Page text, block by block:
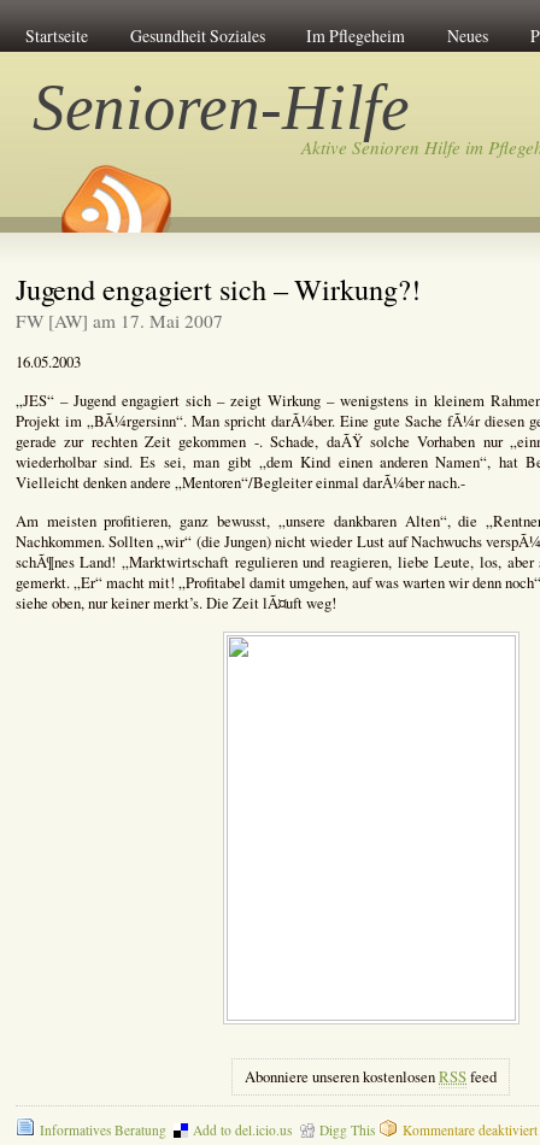
Startseite Gesundheit Soziales Im Pflegeheim Neues
Senioren-Hilfe
Aktive Senioren Hilfe im
Jugend engagiert sich – Wirkung?!
FW [AW] am 17. Mai 2007
16.05.2003
„JES“ – Jugend engagiert sich – zeigt Wirkung – wenigstens in kleinem
Projekt im „BÃ¼rgersinn“. Man spricht darÃ¼ber. Eine gute Sache fÃ¼r diesen
gerade zur rechten Zeit gekommen -. Schade, daÃŸ solche Vorhaben nur
wiederholbar sind. Es sei, man gibt „dem Kind einen anderen Namen“, hat
Vielleicht denken andere „Mentoren“/Begleiter einmal darÃ¼ber nach.-
Am meisten profitieren, ganz bewusst, „unsere dankbaren Alten“, die
Nachkommen. Sollten „wir“ (die Jungen) nicht wieder Lust auf Nachwuchs
schÃ¶nes Land! „Marktwirtschaft regulieren und reagieren, liebe Leute, los,
gemerkt. „Er“ macht mit! „Profitabel damit umgehen, auf was warten wir denn
siehe oben, nur keiner merkt’s. Die Zeit lÃ¤uft weg!
Abonniere unseren kostenlosenRSSfeed
Informatives Beratung Add to del.icio.us Digg This Kommentare deaktiviert